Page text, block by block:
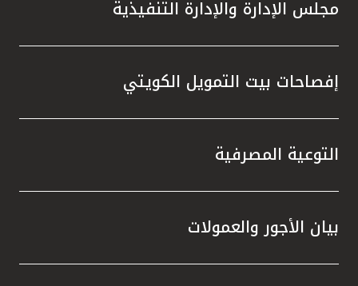
مواقع الفروع وأجهزة الصرف الآلي
ألمانيا
تركيا
مصر
المملكة المتحدة
مجلس الإدارة والإدارة التنفيذية
إفصاحات بيت التمويل الكويتي
التوعية المصرفية
بيان الأجور والعمولات